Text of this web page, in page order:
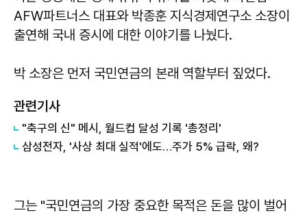
AFW파트너스 대표와 박종훈 지식경제연구소 소장이
출연해 국내 증시에 대한 이야기를 나눴다.
박 소장은 먼저 국민연금의 본래 역할부터 짚었다.
관련기사
"축구의 신" 메시, 월드컵 달성 기록 '총정리'
삼성전자, '사상 최대 실적'에도…주가 5% 급락, 왜?
그는 "국민연금의 가장 중요한 목적은 돈을 많이 벌어